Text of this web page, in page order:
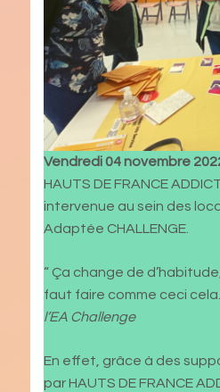
Vendredi 04 novembre
HAUTS DE FRANCE
intervenue au sein des
Adaptée CHALLENGE.
“ Ça change de
faut faire comme ceci
l’EA Challenge
En effet, grâce à des
par HAUTS DE FRANCE